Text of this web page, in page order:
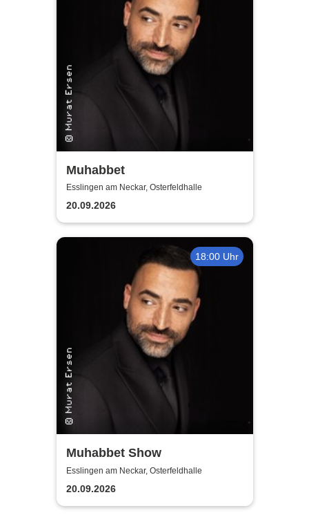
Muhabbet
Esslingen am Neckar, Osterfeldhalle
20.09.2026
18:00 Uhr
Muhabbet Show
Esslingen am Neckar, Osterfeldhalle
20.09.2026